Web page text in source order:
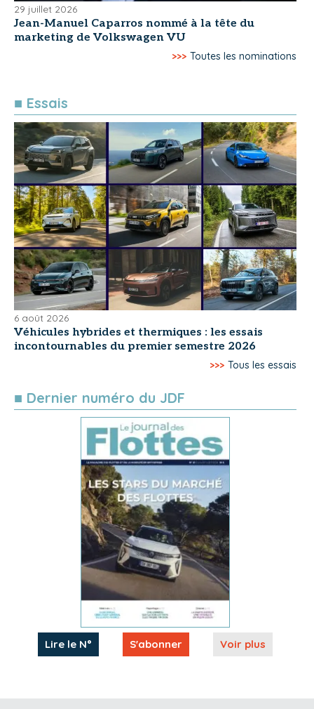
29 juillet 2026
Jean-Manuel Caparros nommé à la tête du
marketing de Volkswagen VU
>>> Toutes les nominations
■ Essais
6 août 2026
Véhicules hybrides et thermiques : les essais
incontournables du premier semestre 2026
>>> Tous les essais
■ Dernier numéro du JDF
Lire le N° S'abonner Voir plus